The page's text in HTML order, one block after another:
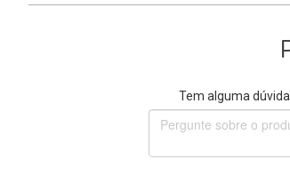
Tem alguma